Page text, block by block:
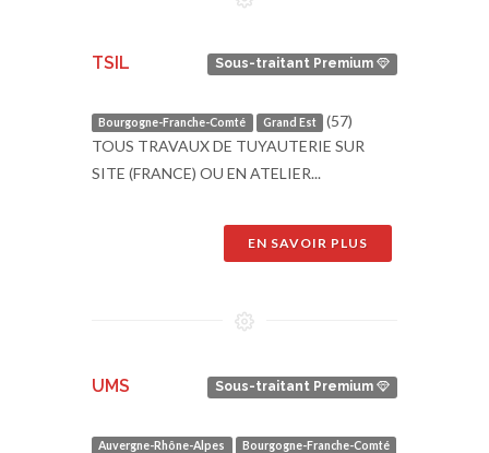
Sous-traitant Premium
TSIL
Bourgogne-Franche-Comté Grand Est
(57)
TOUS TRAVAUX DE TUYAUTERIE SUR
SITE (FRANCE) OU EN ATELIER...
EN SAVOIR PLUS
Sous-traitant Premium
UMS
Auvergne-Rhône-Alpes
Bourgogne-Franche-Comté